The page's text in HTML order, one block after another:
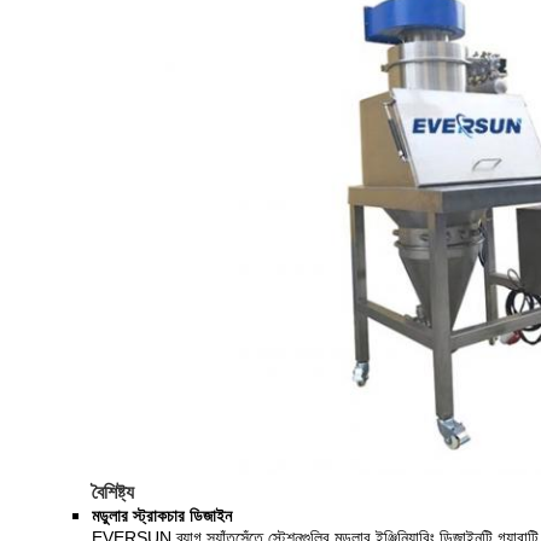
বৈশিষ্ট্য
মডুলার স্ট্রাকচার ডিজাইন